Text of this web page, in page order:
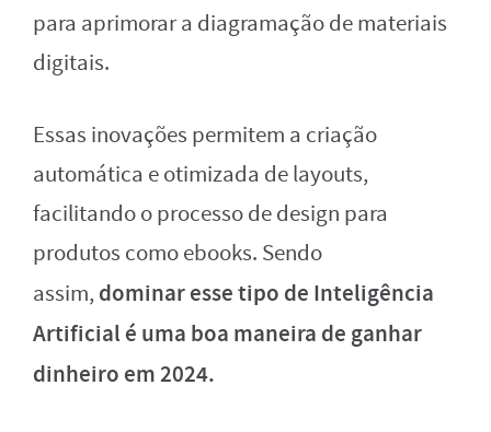
para aprimorar a diagramação de materiais
digitais.
Essas inovações permitem a criação
automática e otimizada de layouts,
facilitando o processo de design para
produtos como ebooks. Sendo
assim, dominar esse tipo de Inteligência
Artificial é uma boa maneira de ganhar
dinheiro em 2024.